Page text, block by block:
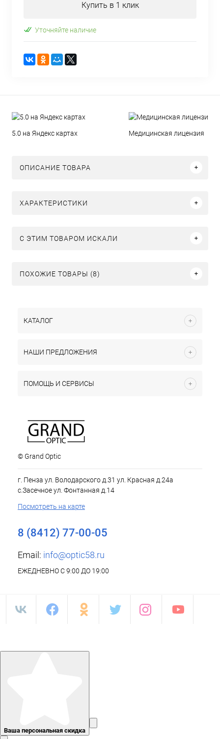
Купить в 1 клик
Уточняйте наличие
5.0 на Яндекс картах Медицинская лицензия
ОПИСАНИЕ ТОВАРА
ХАРАКТЕРИСТИКИ
C ЭТИМ ТОВАРОМ ИСКАЛИ
ПОХОЖИЕ ТОВАРЫ (8)
КАТАЛОГ
НАШИ ПРЕДЛОЖЕНИЯ
ПОМОЩЬ И СЕРВИСЫ
© Grand Optic
г. Пенза ул. Володарского д.31 ул. Красная д.24а
с.Засечное ул. Фонтанная д.14
Посмотреть на карте
8 (8412) 77-00-05
Email: info@optic58.ru
ЕЖЕДНЕВНО С 9:00 ДО 19:00
Ваша персональная скидка